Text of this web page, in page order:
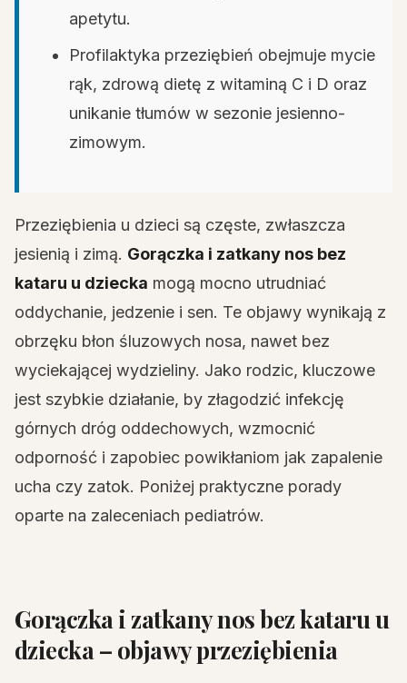
apetytu.
Profilaktyka przeziębień obejmuje mycie
rąk, zdrową dietę z witaminą C i D oraz
unikanie tłumów w sezonie jesienno-
zimowym.
Przeziębienia u dzieci są częste, zwłaszcza
jesienią i zimą. Gorączka i zatkany nos bez
kataru u dziecka mogą mocno utrudniać
oddychanie, jedzenie i sen. Te objawy wynikają z
obrzęku błon śluzowych nosa, nawet bez
wyciekającej wydzieliny. Jako rodzic, kluczowe
jest szybkie działanie, by złagodzić infekcję
górnych dróg oddechowych, wzmocnić
odporność i zapobiec powikłaniom jak zapalenie
ucha czy zatok. Poniżej praktyczne porady
oparte na zaleceniach pediatrów.
Gorączka i zatkany nos bez kataru u
dziecka – objawy przeziębienia